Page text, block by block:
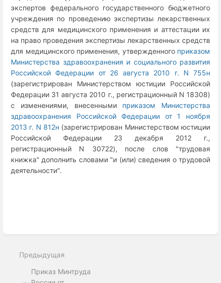
экспертов федерального государственного бюджетного
учреждения по проведению экспертизы лекарственных
средств для медицинского применения и аттестации их
на право проведения экспертизы лекарственных средств
для медицинского применения, утвержденного приказом
Министерства здравоохранения и социального развития
Российской Федерации от 26 августа 2010 г. N 755н
(зарегистрирован Министерством юстиции Российской
Федерации 31 августа 2010 г., регистрационный N 18308)
с изменениями, внесенными приказом Министерства
здравоохранения Российской Федерации от 1 ноября
2013 г. N 812н (зарегистрирован Министерством юстиции
Российской Федерации 23 декабря 2012 г.,
регистрационный N 30722), после слов "трудовая
книжка" дополнить словами "и (или) сведения о трудовой
деятельности".
mode
Предыдущая
Приказ Минтруда